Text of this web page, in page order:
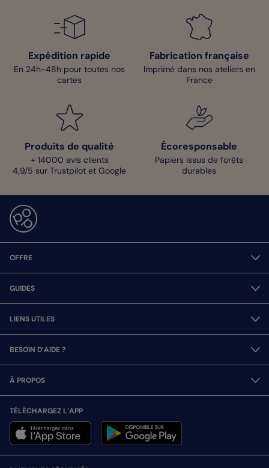
Expédition rapide
En 24h-48h pour toutes nos
cartes
Fabrication française
Imprimé dans nos ateliers en
France
Produits de qualité
+ 14000 avis clients
4,9/5 sur Trustpilot et Google
Écoresponsable
Papiers issus de forêts
durables
OFFRE
GUIDES
LIENS UTILES
BESOIN D’AIDE ?
À PROPOS
TÉLÉCHARGEZ L’APP